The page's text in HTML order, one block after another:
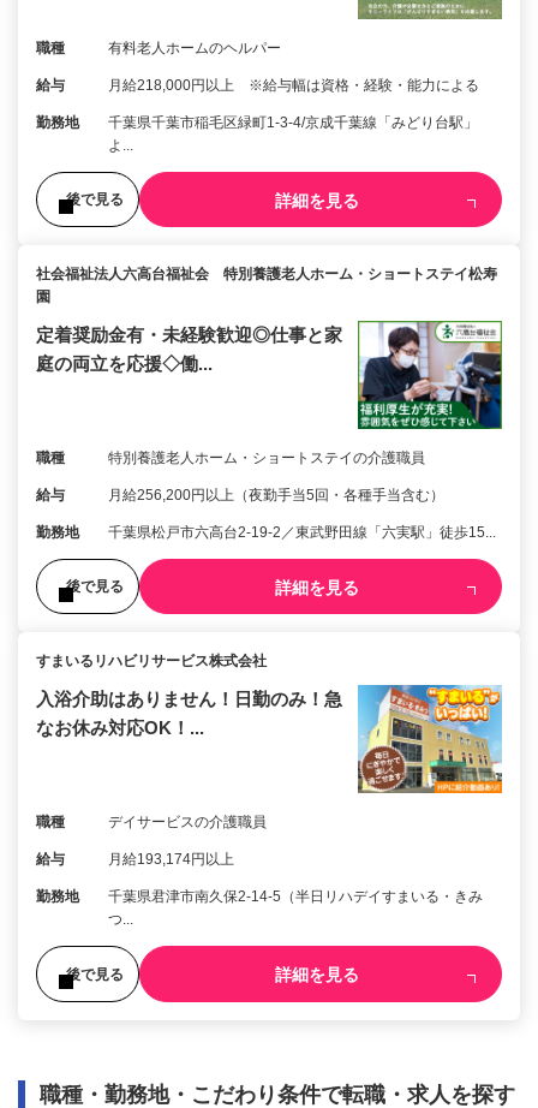
職種 有料老人ホームのヘルパー
給与 月給218,000円以上 ※給与幅は資格・経験・能力による
勤務地
千葉県千葉市稲毛区緑町1-3-4/京成千葉線「みどり台駅」
よ...
後で見る 詳細を見る
社会福祉法人六高台福祉会 特別養護老人ホーム・ショートステイ松寿
園
定着奨励金有・未経験歓迎◎仕事と家
庭の両立を応援◇働...
職種 特別養護老人ホーム・ショートステイの介護職員
給与 月給256,200円以上（夜勤手当5回・各種手当含む）
勤務地 千葉県松戸市六高台2‑19‑2／東武野田線「六実駅」徒歩15...
後で見る 詳細を見る
すまいるリハビリサービス株式会社
入浴介助はありません！日勤のみ！急
なお休み対応OK！...
職種 デイサービスの介護職員
給与 月給193,174円以上
勤務地
千葉県君津市南久保2-14-5（半日リハデイすまいる・きみ
つ...
後で見る 詳細を見る
職種・勤務地・こだわり条件で転職・求人を探す